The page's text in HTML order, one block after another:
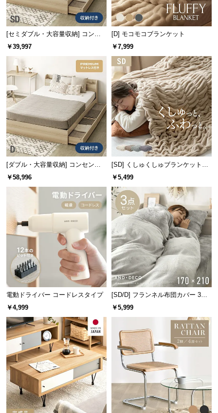
o.,
[セミダブル・大容量収納] コンセ
ント機能付きベッド マットレス付
￥39,997
[D] モコモコブランケット
￥7,999
[ダブル・大容量収納] コンセント
機能付きベッド プレミアムマット
￥58,996
[SD] くしゅくしゅブランケットフ
ランネルタイプ
￥5,499
電動ドライバー コードレスタイプ
￥4,999
[SD/D] フランネル布団カバー 3点
セット
￥5,999